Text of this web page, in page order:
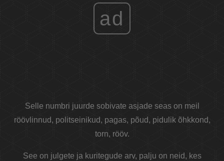
ad
Selle numbri juurde sobivate asjade seas on meil
röövlinnud, politseinikud, pagas, põud, pidulik õhkkond,
torn, rööv.
See on julgete ja kuritegude arv, palju on neid, kes